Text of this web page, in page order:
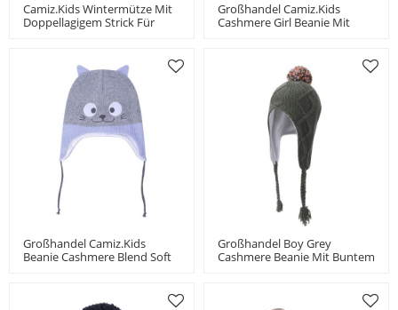
Camiz.kids Wintermütze Mit
Doppellagigem Strick Für
Großhandel Camiz.kids
Cashmere Girl Beanie Mit
Großhandel Camiz.kids
Beanie Cashmere Blend Soft
Großhandel Boy Grey
Cashmere Beanie Mit Buntem